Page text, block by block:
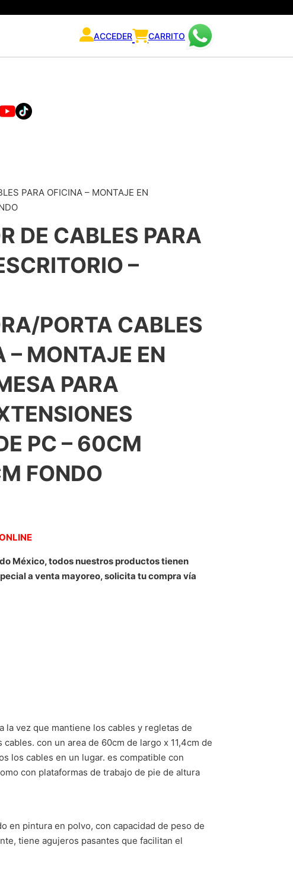
ACCEDER CARRITO
PARA OFICINA – MONTAJE EN
DE CABLES PARA
–
PORTA CABLES
– MONTAJE EN
PARA
PC – 60CM
FONDO
México, todos nuestros productos tienen
a venta mayoreo, solicita tu compra vía
la vez que mantiene los cables y regletas de
con un area de 60cm de largo x 11,4cm de
los cables en un lugar. es compatible con
con plataformas de trabajo de pie de altura
en pintura en polvo, con capacidad de peso de
tiene agujeros pasantes que facilitan el